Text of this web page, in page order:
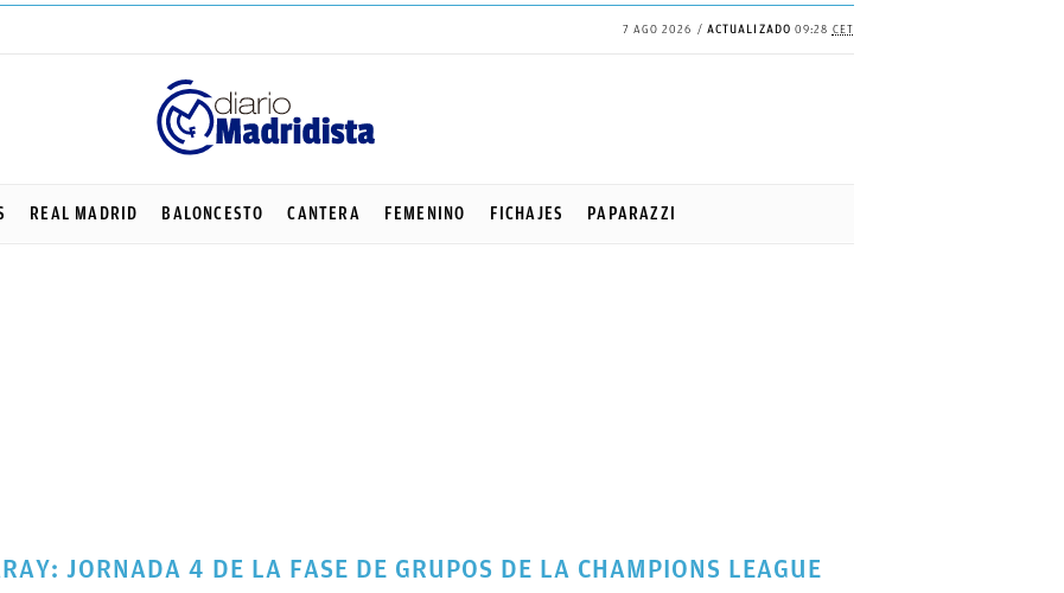
7 AGO 2026 ACTUALIZADO 09:28 CET
REAL MADRID BALONCESTO CANTERA FEMENINO FICHAJES PAPARAZZI
JORNADA 4 DE LA FASE DE GRUPOS DE LA CHAMPIONS LEAGUE